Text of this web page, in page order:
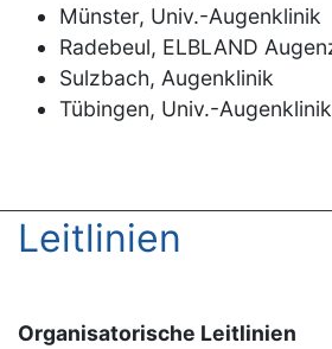
Münster, Univ.-Augenklinik
Radebeul, ELBLAND
Sulzbach, Augenklinik
Tübingen, Univ.-Augenklinik
Leitlinien
Organisatorische Leitlinien